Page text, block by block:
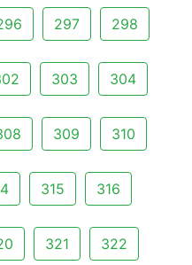
297 298
303 304
309 310
315 316
321 322